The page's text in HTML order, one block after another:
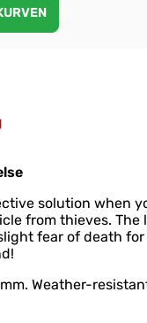
solution when
from thieves. The
fear of death
Weather-